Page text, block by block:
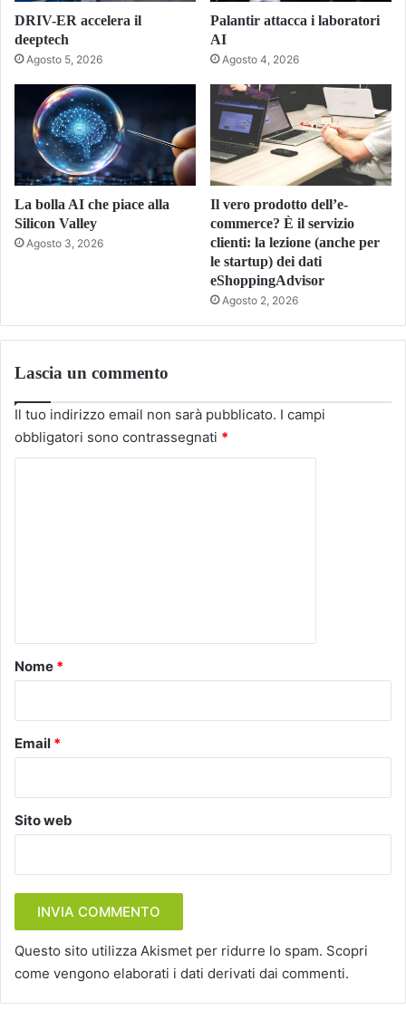
DRIV-ER accelera il
deeptech
Agosto 5, 2026
Palantir attacca i laboratori
AI
Agosto 4, 2026
La bolla AI che piace alla
Silicon Valley
Agosto 3, 2026
Il vero prodotto dell’e-
commerce? È il servizio
clienti: la lezione (anche per
le startup) dei dati
eShoppingAdvisor
Agosto 2, 2026
Lascia un commento
Il tuo indirizzo email non sarà pubblicato. I campi
obbligatori sono contrassegnati *
o
Nome *
Email *
Sito web
Questo sito utilizza Akismet per ridurre lo spam. Scopri
come vengono elaborati i dati derivati dai commenti.